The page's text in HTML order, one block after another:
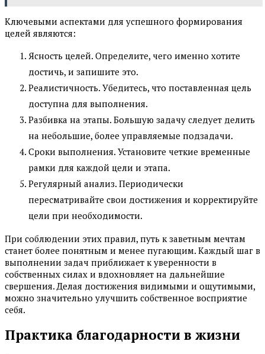
Ключевыми аспектами для успешного формирования
целей являются:
Ясность целей. Определите, чего именно хотите
достичь, и запишите это.
Реалистичность. Убедитесь, что поставленная цель
доступна для выполнения.
Разбивка на этапы. Большую задачу следует делить
на небольшие, более управляемые подзадачи.
Сроки выполнения. Установите четкие временные
рамки для каждой цели и этапа.
Регулярный анализ. Периодически
пересматривайте свои достижения и корректируйте
цели при необходимости.
При соблюдении этих правил, путь к заветным мечтам
станет более понятным и менее пугающим. Каждый шаг в
выполнении задач приближает к уверенности в
собственных силах и вдохновляет на дальнейшие
свершения. Делая достижения видимыми и ощутимыми,
можно значительно улучшить собственное восприятие
себя.
Практика благодарности в жизни